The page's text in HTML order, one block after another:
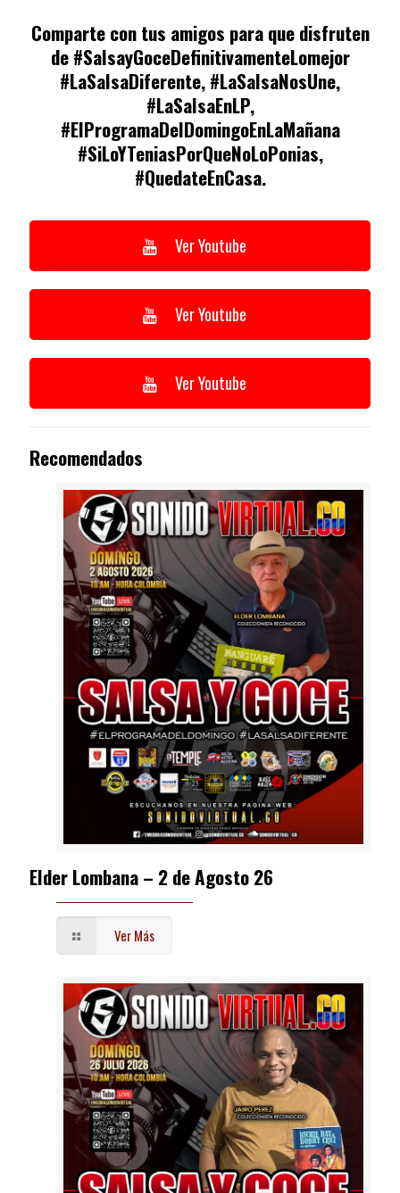
Comparte con tus amigos para que disfruten
de #SalsayGoceDefinitivamenteLomejor
#LaSalsaDiferente, #LaSalsaNosUne,
#LaSalsaEnLP,
#ElProgramaDelDomingoEnLaMañana
#SiLoYTeniasPorQueNoLoPonias,
#QuedateEnCasa.
Ver Youtube
Ver Youtube
Ver Youtube
Recomendados
Elder Lombana – 2 de Agosto 26
Ver Más